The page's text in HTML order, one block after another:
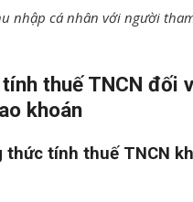
nhập cá nhân với người
thuế TNCN đối
khoán
thức tính thuế TNCN